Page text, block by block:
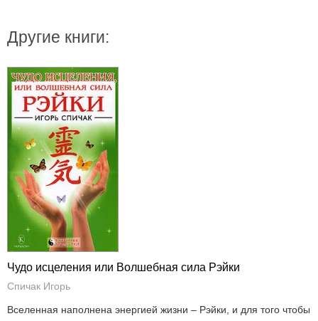
Другие книги:
Чудо исцеления или Волшебная сила Рэйки
Спичак Игорь
Вселенная наполнена энергией жизни – Рэйки, и для того чтобы